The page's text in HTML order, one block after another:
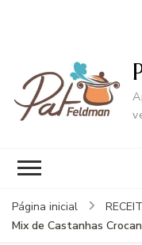
Página inicial
Mix de Castanhas